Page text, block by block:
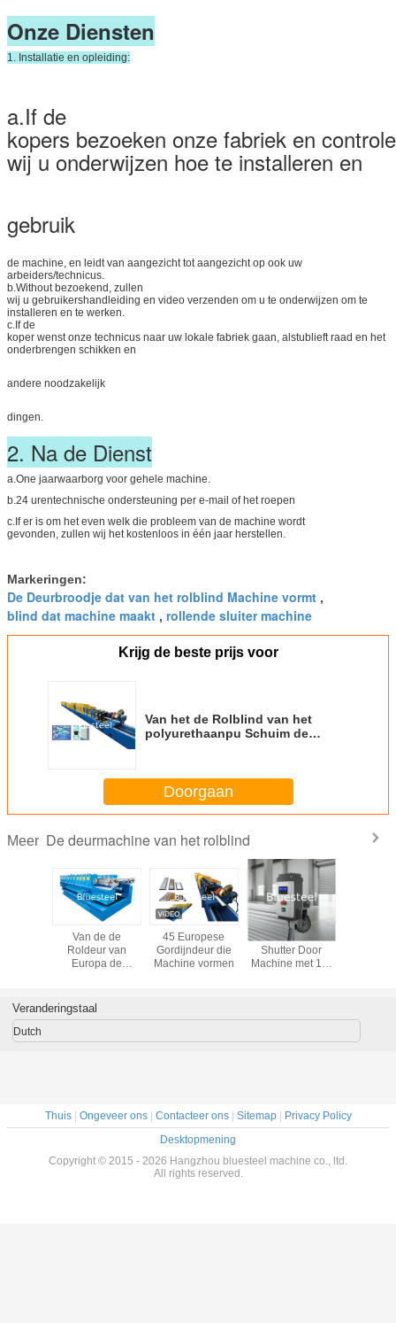
Onze Diensten
1. Installatie en opleiding:
a.If de
kopers bezoeken onze fabriek en
wij u onderwijzen hoe te installeren en
gebruik
de machine, en leidt van aangezicht tot aangezicht op ook uw
arbeiders/technicus.
b.Without bezoekend, zullen
wij u gebruikershandleiding en video verzenden om u te onderwijzen om te
installeren en te werken.
c.If de
koper wenst onze technicus naar uw lokale fabriek gaan, alstublieft raad en het
onderbrengen schikken en
andere noodzakelijk
dingen.
2. Na de Dienst
a.One jaarwaarborg voor gehele machine.
b.24 urentechnische ondersteuning per e-mail of het roepen
c.If er is om het even welk die probleem van de machine wordt
gevonden, zullen wij het kostenloos in één jaar herstellen.
Markeringen:
De Deurbroodje dat van het rolblind Machine vormt ,
blind dat machine maakt , rollende sluiter machine
Krijg de beste prijs voor
Van het de Rolblind van het
polyurethaanpu Schuim de
Doorgaan
Meer De deurmachine van het rolblind
Van de de
Roldeur van
Europa de
45 Europese
Gordijndeur die
Machine vormen
Industrial Roller
Shutter Door
Machine met 10-
Omron Encoder
controle
Veranderingstaal
Dutch
Thuis| Ongeveer ons| Contacteer ons| Sitemap|
Privacy Policy
Desktopmening
Copyright © 2015 - 2026 Hangzhou bluesteel machine co., ltd.
All rights reserved.